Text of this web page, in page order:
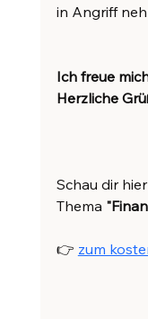
in Angriff
Ich freue
Herzliche
Schau dir
Thema
👉 zum